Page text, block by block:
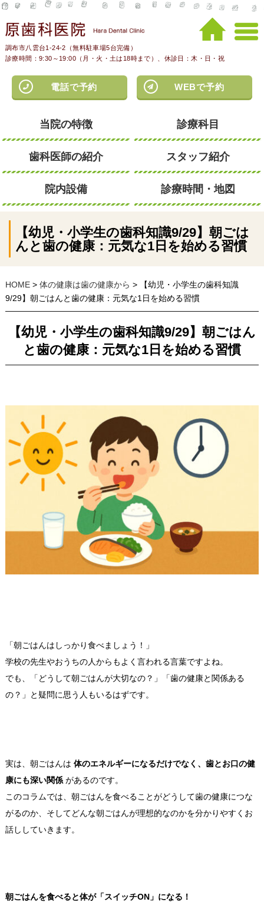
調布市八雲台1-24-2（無料駐車場5台完備）
診療時間：9:30～19:00（月・火・土は18時まで）、休診日：木・日・祝
電話で予約 WEBで予約
当院の特徴 診療科目
歯科医師の紹介 スタッフ紹介
院内設備 診療時間・地図
【幼児・小学生の歯科知識9/29】朝ごは
んと歯の健康：元気な1日を始める習慣
HOME> 体の健康は歯の健康から > 【幼児・小学生の歯科知識
9/29】朝ごはんと歯の健康：元気な1日を始める習慣
【幼児・小学生の歯科知識9/29】朝ごはん
と歯の健康：元気な1日を始める習慣
「朝ごはんはしっかり食べましょう！」
学校の先生やおうちの人からもよく言われる言葉ですよね。
でも、「どうして朝ごはんが大切なの？」「歯の健康と関係ある
の？」と疑問に思う人もいるはずです。
実は、朝ごはんは 体のエネルギーになるだけでなく、歯とお口の健
康にも深い関係があるのです。
このコラムでは、朝ごはんを食べることがどうして歯の健康につな
がるのか、そしてどんな朝ごはんが理想的なのかを分かりやすくお
話ししていきます。
朝ごはんを食べると体が「スイッチON」になる！